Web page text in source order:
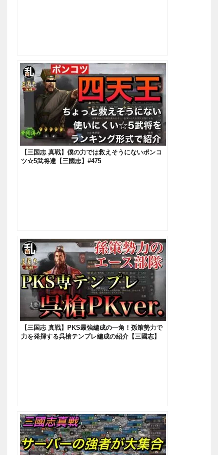
【三国志 真戦】僕の力では救えそうにないポンコ
ツ☆5武将達【三國志】#475
【三国志 真戦】PKS最強編成の一角！孫策勢力で
力を発揮する呉槍テンプレ編成の紹介【三國志】